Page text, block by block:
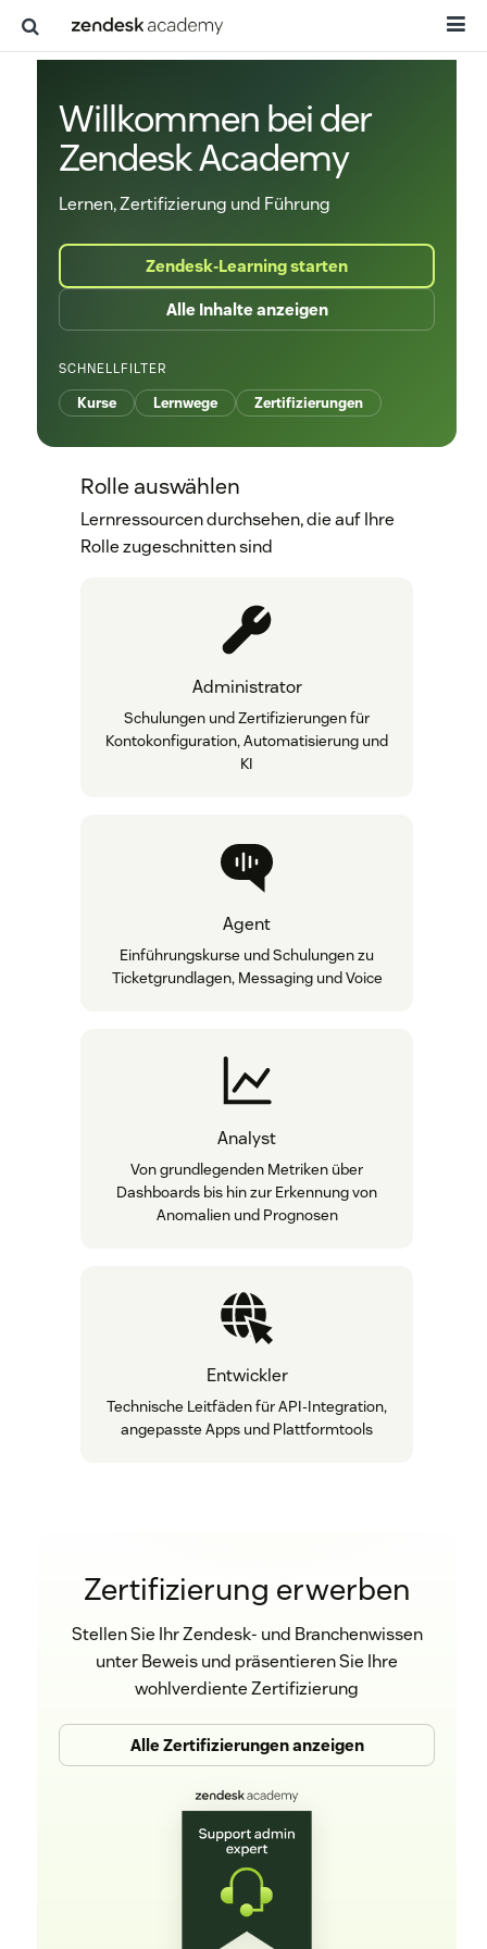
Willkommen bei der
Zendesk Academy
Lernen, Zertifizierung und Führung
Zendesk-Learning starten
Alle Inhalte anzeigen
SCHNELLFILTER
Kurse Lernwege Zertifizierungen
Rolle auswählen
Lernressourcen durchsehen, die auf Ihre
Rolle zugeschnitten sind
Administrator
Schulungen und Zertifizierungen für
Kontokonfiguration, Automatisierung und
KI
Agent
Einführungskurse und Schulungen zu
Ticketgrundlagen, Messaging und Voice
Analyst
Von grundlegenden Metriken über
Dashboards bis hin zur Erkennung von
Anomalien und Prognosen
Entwickler
Technische Leitfäden für API-Integration,
angepasste Apps und Plattformtools
Zertifizierung erwerben
Stellen Sie Ihr Zendesk- und Branchenwissen
unter Beweis und präsentieren Sie Ihre
wohlverdiente Zertifizierung
Alle Zertifizierungen anzeigen